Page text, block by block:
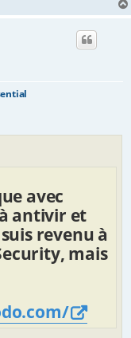
avec
antivir et
revenu à
mais